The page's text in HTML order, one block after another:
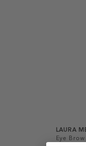
LAURA
Eye Brow